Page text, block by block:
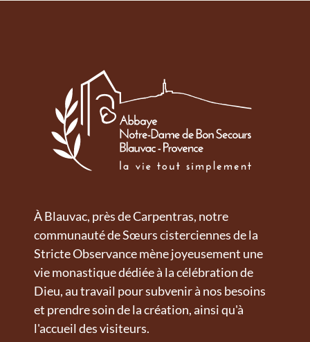
À Blauvac, près de Carpentras, notre
communauté de Sœurs cisterciennes de la
Stricte Observance mène joyeusement une
vie monastique dédiée à la célébration de
Dieu, au travail pour subvenir à nos besoins
et prendre soin de la création, ainsi qu'à
l'accueil des visiteurs.